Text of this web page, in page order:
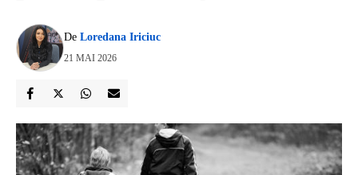
De Loredana Iriciuc
21 MAI 2026